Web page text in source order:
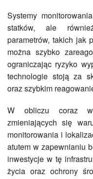
Systemy
statków, ale
parametrów, takich jak
można szybko
ograniczając ryzyko
technologie stoją za
oraz szybkim
W obliczu coraz
zmieniających się
monitorowania i
atutem w zapewnianiu
inwestycje w tę
życia oraz ochrony